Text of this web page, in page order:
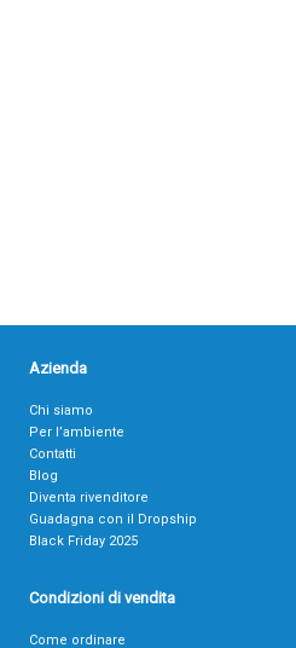
Azienda
Chi siamo
Per l’ambiente
Contatti
Blog
Diventa rivenditore
Guadagna con il Dropship
Black Friday 2025
Condizioni di vendita
Come ordinare